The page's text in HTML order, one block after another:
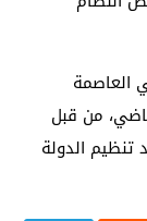
العاصمة
من قبل
الدولة